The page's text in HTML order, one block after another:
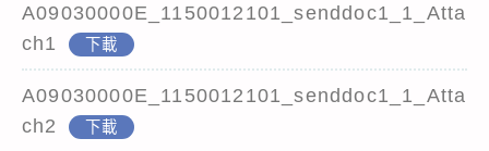
A09030000E_1150012101_senddoc1_1_Atta
ch1
下載
A09030000E_1150012101_senddoc1_1_Atta
ch2
下載